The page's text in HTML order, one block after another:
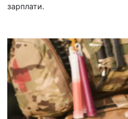
зарплати.